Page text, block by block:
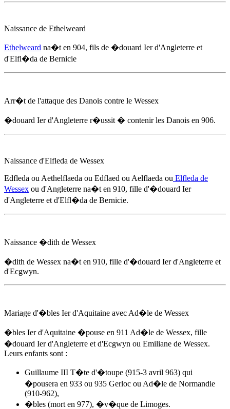
Naissance de Ethelweard
Ethelweard na�t en 904, fils de �douard Ier d'Angleterre et
d'Elfl�da de Bernicie
Arr�t de l'attaque des Danois contre le Wessex
�douard Ier d'Angleterre r�ussit � contenir les Danois en 906.
Naissance d'Elfleda de Wessex
Edfleda ou Aethelflaeda ou Edflaed ou Aelflaeda ou Elfleda de
Wessex ou d'Angleterre na�t en 910, fille d'�douard Ier
d'Angleterre et d'Elfl�da de Bernicie.
Naissance �dith de Wessex
�dith de Wessex na�t en 910, fille d'�douard Ier d'Angleterre et
d'Ecgwyn.
Mariage d'�bles Ier d'Aquitaine avec Ad�le de Wessex
�bles Ier d'Aquitaine �pouse en 911 Ad�le de Wessex, fille
�douard Ier d'Angleterre et d'Ecgwyn ou Emiliane de Wessex.
Leurs enfants sont :
Guillaume III T�te d'�toupe (915-3 avril 963) qui
�pousera en 933 ou 935 Gerloc ou Ad�le de Normandie
(910-962),
�bles (mort en 977), �v�que de Limoges.